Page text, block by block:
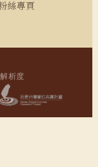
絲專頁
析度